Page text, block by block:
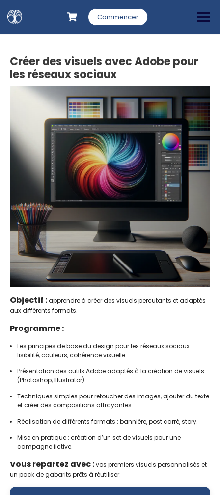
Commencer
Créer des visuels avec Adobe pour
les réseaux sociaux
Objectif :apprendre à créer des visuels percutants et adaptés
aux différents formats.
Programme :
Les principes de base du design pour les réseaux sociaux :
lisibilité, couleurs, cohérence visuelle.
Présentation des outils Adobe adaptés à la création de visuels
(Photoshop, Illustrator).
Techniques simples pour retoucher des images, ajouter du texte
et créer des compositions attrayantes.
Réalisation de différents formats : bannière, post carré, story.
Mise en pratique : création d’un set de visuels pour une
campagne fictive.
Vous repartez avec :vos premiers visuels personnalisés et
un pack de gabarits prêts à réutiliser.